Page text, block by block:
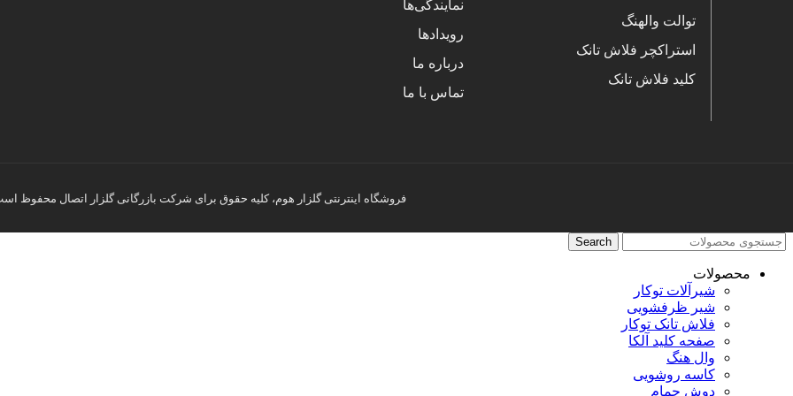
نمایندگی‌ها
رویدادها
درباره ما
تماس با ما
توالت والهنگ
استراکچر فلاش تانک
کلید فلاش تانک
فروشگاه اینترنتی گلزار هوم، کلیه حقوق برای شرکت بازرگانی گلزار اتصال محفوظ
Search
محصولات
شیرآلات توکار
شیر ظرفشویی
فلاش تانک توکار
صفحه کلید آلکا
وال هنگ
کاسه روشویی
دوش حمام